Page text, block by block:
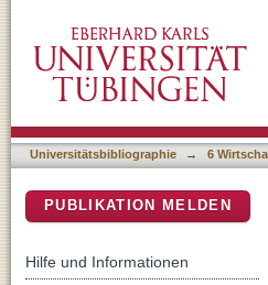
adolexcents'
Universitätsbibliographie → 6
PUBLIKATION MELDEN
Hilfe und Informationen